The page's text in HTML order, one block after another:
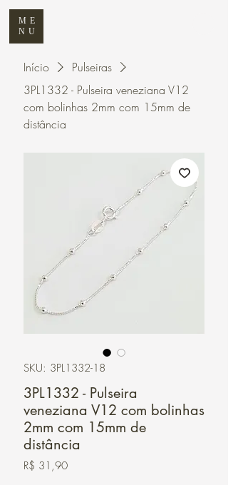
ME
NU
Início
Pulseiras
3PL1332 - Pulseira veneziana V12
com bolinhas 2mm com 15mm de
distância
SKU: 3PL1332-18
3PL1332 - Pulseira
veneziana V12 com bolinhas
2mm com 15mm de
distância
R$ 31,90Preço